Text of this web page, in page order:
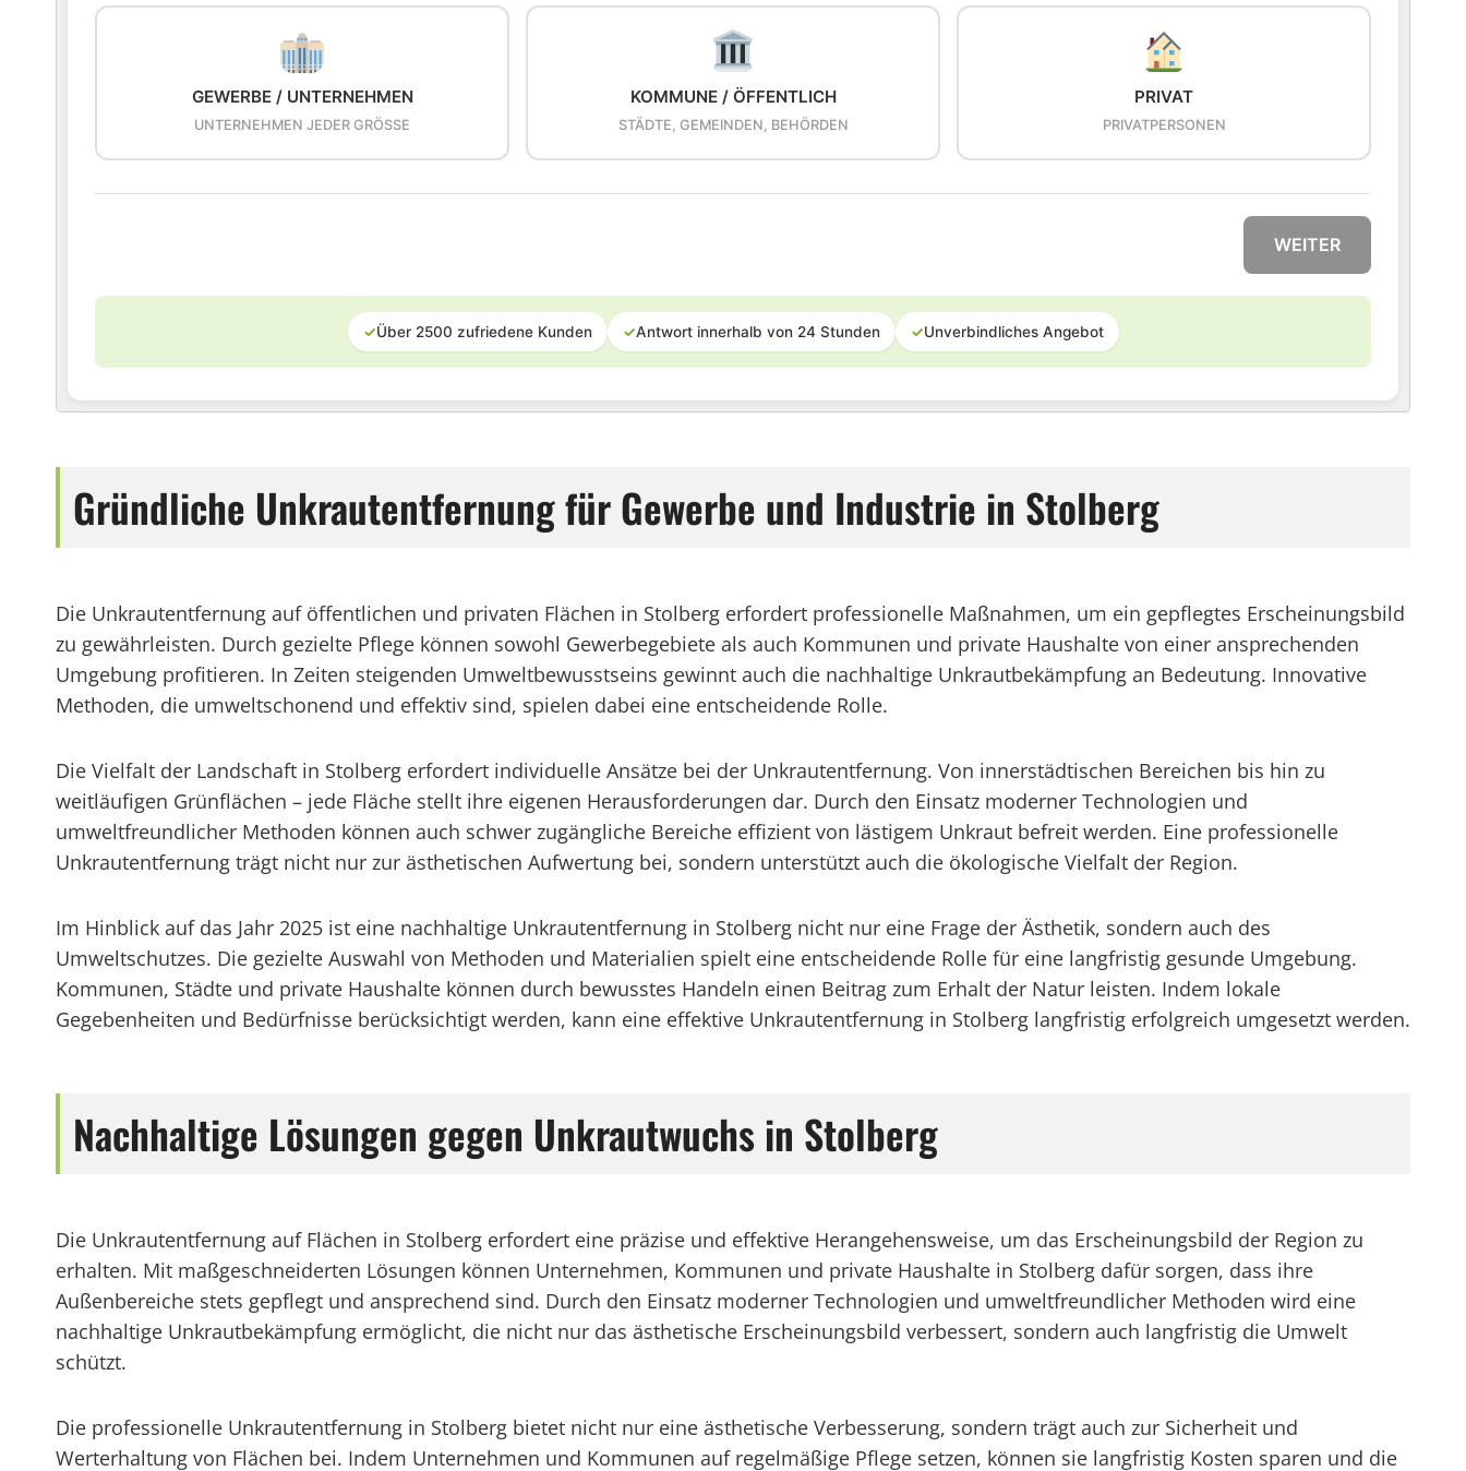
GEWERBE / UNTERNEHMEN
UNTERNEHMEN JEDER GRÖSSE
KOMMUNE / ÖFFENTLICH
STÄDTE, GEMEINDEN, BEHÖRDEN
PRIVAT
PRIVATPERSONEN
WEITER
✓Über 2500 zufriedene Kunden ✓Antwort innerhalb von 24 Stunden ✓Unverbindliches Angebot
Gründliche Unkrautentfernung für Gewerbe und Industrie in Stolberg
Die Unkrautentfernung auf öffentlichen und privaten Flächen in Stolberg erfordert professionelle Maßnahmen, um ein gepflegtes Erscheinungsbild
zu gewährleisten. Durch gezielte Pflege können sowohl Gewerbegebiete als auch Kommunen und private Haushalte von einer ansprechenden
Umgebung profitieren. In Zeiten steigenden Umweltbewusstseins gewinnt auch die nachhaltige Unkrautbekämpfung an Bedeutung. Innovative
Methoden, die umweltschonend und effektiv sind, spielen dabei eine entscheidende Rolle.
Die Vielfalt der Landschaft in Stolberg erfordert individuelle Ansätze bei der Unkrautentfernung. Von innerstädtischen Bereichen bis hin zu
weitläufigen Grünflächen – jede Fläche stellt ihre eigenen Herausforderungen dar. Durch den Einsatz moderner Technologien und
umweltfreundlicher Methoden können auch schwer zugängliche Bereiche effizient von lästigem Unkraut befreit werden. Eine professionelle
Unkrautentfernung trägt nicht nur zur ästhetischen Aufwertung bei, sondern unterstützt auch die ökologische Vielfalt der Region.
Im Hinblick auf das Jahr 2025 ist eine nachhaltige Unkrautentfernung in Stolberg nicht nur eine Frage der Ästhetik, sondern auch des
Umweltschutzes. Die gezielte Auswahl von Methoden und Materialien spielt eine entscheidende Rolle für eine langfristig gesunde Umgebung.
Kommunen, Städte und private Haushalte können durch bewusstes Handeln einen Beitrag zum Erhalt der Natur leisten. Indem lokale
Gegebenheiten und Bedürfnisse berücksichtigt werden, kann eine effektive Unkrautentfernung in Stolberg langfristig erfolgreich umgesetzt werden.
Nachhaltige Lösungen gegen Unkrautwuchs in Stolberg
Die Unkrautentfernung auf Flächen in Stolberg erfordert eine präzise und effektive Herangehensweise, um das Erscheinungsbild der Region zu
erhalten. Mit maßgeschneiderten Lösungen können Unternehmen, Kommunen und private Haushalte in Stolberg dafür sorgen, dass ihre
Außenbereiche stets gepflegt und ansprechend sind. Durch den Einsatz moderner Technologien und umweltfreundlicher Methoden wird eine
nachhaltige Unkrautbekämpfung ermöglicht, die nicht nur das ästhetische Erscheinungsbild verbessert, sondern auch langfristig die Umwelt
schützt.
Die professionelle Unkrautentfernung in Stolberg bietet nicht nur eine ästhetische Verbesserung, sondern trägt auch zur Sicherheit und
Werterhaltung von Flächen bei. Indem Unternehmen und Kommunen auf regelmäßige Pflege setzen, können sie langfristig Kosten sparen und die